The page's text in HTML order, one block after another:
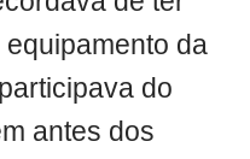
da
do
antes dos